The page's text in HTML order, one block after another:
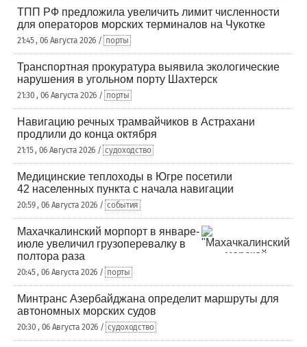
ТПП РФ предложила увеличить лимит численности
для операторов морских терминалов на Чукотке
21:45 , 06 Августа 2026 / порты
Транспортная прокуратура выявила экологические
нарушения в угольном порту Шахтерск
21:30 , 06 Августа 2026 / порты
Навигацию речных трамвайчиков в Астрахани
продлили до конца октября
21:15 , 06 Августа 2026 / судоходство
Медицинские теплоходы в Югре посетили
42 населенных пункта с начала навигации
20:59 , 06 Августа 2026 / события
Махачкалинский морпорт в январе-
июле увеличил грузоперевалку в
полтора раза
20:45 , 06 Августа 2026 / порты
Минтранс Азербайджана определит маршруты для
автономных морских судов
20:30 , 06 Августа 2026 / судоходство